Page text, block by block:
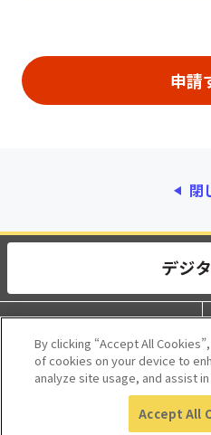
閉
動作環境
利用規約
© 2017 Digital Agency, Government of
By clicking “Accept All
of cookies on your device to
analyze site usage, and assist
Accept All